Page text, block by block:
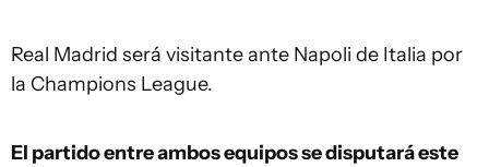
Real Madrid será visitante ante Napoli de Italia por
la Champions League.
El partido entre ambos equipos se disputará este